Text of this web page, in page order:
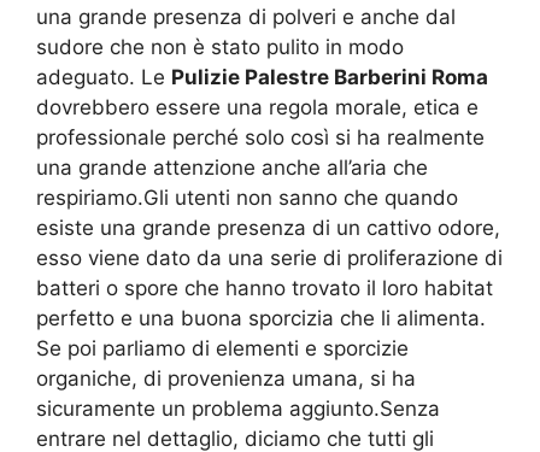
una grande presenza di polveri e anche dal
sudore che non è stato pulito in modo
adeguato. Le Pulizie Palestre Barberini Roma
dovrebbero essere una regola morale, etica e
professionale perché solo così si ha realmente
una grande attenzione anche all’aria che
respiriamo.Gli utenti non sanno che quando
esiste una grande presenza di un cattivo odore,
esso viene dato da una serie di proliferazione di
batteri o spore che hanno trovato il loro habitat
perfetto e una buona sporcizia che li alimenta.
Se poi parliamo di elementi e sporcizie
organiche, di provenienza umana, si ha
sicuramente un problema aggiunto.Senza
entrare nel dettaglio, diciamo che tutti gli